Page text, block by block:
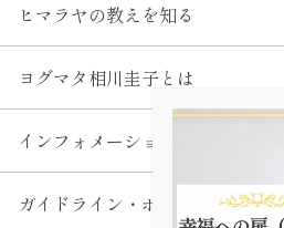
ヒマラヤの教えを知る
ヨグマタ相川圭子とは
インフォメーション
ガイドライン・ポリシー